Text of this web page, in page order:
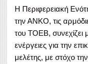
Η Περιφερειακή
την ΑΝΚΟ, τις
του ΤΟΕΒ, συνεχίζει
ενέργειες για την
μελέτης, με στόχο